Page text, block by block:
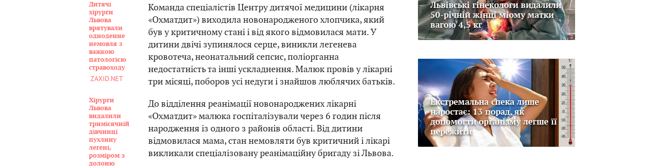
Дитячі
хірурги
Львова
врятували
одноденне
немовля з
важкою
патологією
стравоходу
ZAXID.NET
Хірурги
Львова
видалили
тримісячній
дівчинці
пухлину
легені,
розміром з
долоню
Команда спеціалістів Центру дитячої медицини (лікарня
«Охматдит») виходила новонародженого хлопчика, який
був у критичному стані і від якого відмовилася мати. У
дитини двічі зупинялося серце, виникли легенева
кровотеча, неонатальний сепсис, поліорганна
недостатність та інші ускладнення. Малюк провів у лікарні
три місяці, поборов усі недуги і знайшов люблячих батьків.
До відділення реанімації новонароджених лікарні
«Охматдит» малюка госпіталізували через 6 годин після
народження із одного з районів області. Від дитини
відмовилася мама, стан немовляти був критичний і лікарі
викликали спеціалізовану реанімаційну бригаду зі Львова.
Львівські гінекологи видалили
50-річній жінці міому матки
вагою 4,5 кг
Екстремальна спека лише
наростає: 13 порад, як
допомогти організму легше її
пережити